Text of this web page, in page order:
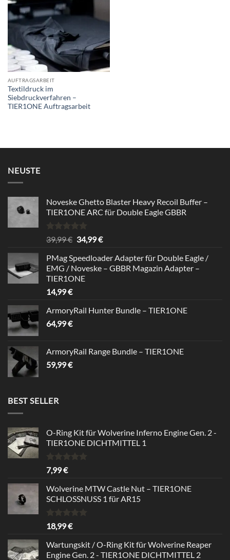
AUFTRAGSARBEIT
Textildruck im
Siebdruckverfahren –
TIER1ONE Auftragsarbeit
NEUSTE
Noveske Ghetto Blaster Heavy Recoil Buffer –
TIER1ONE ARC für Double Eagle GBBR
Rated5.00
out of 5
39,99€ Original
was:
39,99 €.
34,99€Current
is:
34,99 €.
PMag Speedloader Adapter für Double Eagle /
EMG / Noveske – GBBR Magazin Adapter –
TIER1ONE
14,99€
ArmoryRail Hunter Bundle – TIER1ONE
64,99€
ArmoryRail Range Bundle – TIER1ONE
59,99€
BEST SELLER
O-Ring Kit für Wolverine Inferno Engine Gen. 2 -
TIER1ONE DICHTMITTEL 1
Rated
out of 5
7,99€
Wolverine MTW Castle Nut – TIER1ONE
SCHLOSSNUSS 1 für AR15
Rated5.00
out of 5
18,99€
Wartungskit / O-Ring Kit für Wolverine Reaper
Engine Gen. 2 - TIER1ONE DICHTMITTEL 2